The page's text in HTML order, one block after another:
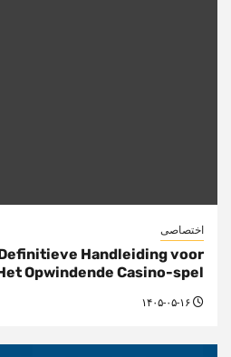
اختصاصی
Handleiding voor
Opwindende Casino-spel